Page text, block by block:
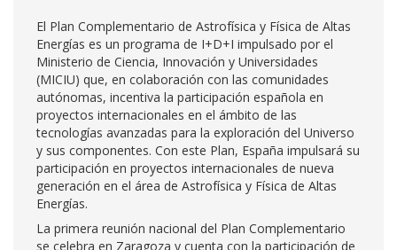
El Plan Complementario de Astrofísica y Física de Altas
Energías es un programa de I+D+I impulsado por el
Ministerio de Ciencia, Innovación y Universidades
(MICIU) que, en colaboración con las comunidades
autónomas, incentiva la participación española en
proyectos internacionales en el ámbito de las
tecnologías avanzadas para la exploración del Universo
y sus componentes. Con este Plan, España impulsará su
participación en proyectos internacionales de nueva
generación en el área de Astrofísica y Física de Altas
Energías.
La primera reunión nacional del Plan Complementario
se celebra en Zaragoza y cuenta con la participación de